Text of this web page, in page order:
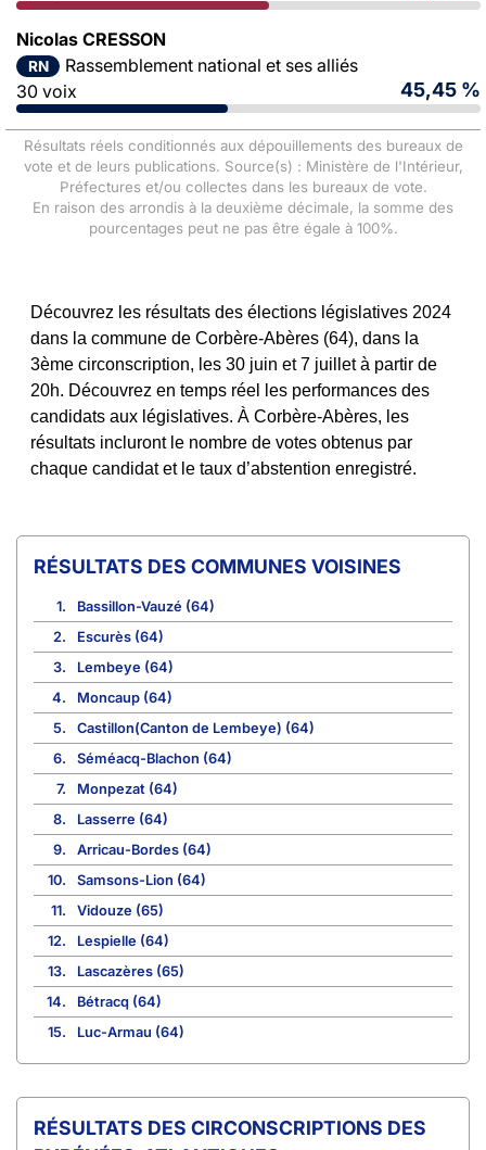
Nicolas CRESSON
RN
Rassemblement national et ses alliés
30 voix
45,45 %
Résultats réels conditionnés aux dépouillements des bureaux de
vote et de leurs publications. Source(s) : Ministère de l'Intérieur,
Préfectures et/ou collectes dans les bureaux de vote.
En raison des arrondis à la deuxième décimale, la somme des
pourcentages peut ne pas être égale à 100%.
Découvrez les résultats des élections législatives 2024
dans la commune de Corbère-Abères (64), dans la
3ème circonscription, les 30 juin et 7 juillet à partir de
20h. Découvrez en temps réel les performances des
candidats aux législatives. À Corbère-Abères, les
résultats incluront le nombre de votes obtenus par
chaque candidat et le taux d’abstention enregistré.
COMMUNES VOISINES
1.
Bassillon-Vauzé (64)
2.
Escurès (64)
3.
Lembeye (64)
4.
Moncaup (64)
5.
Castillon(Canton de Lembeye) (64)
6.
Séméacq-Blachon (64)
7.
Monpezat (64)
8.
Lasserre (64)
9.
Arricau-Bordes (64)
10.
Samsons-Lion (64)
11.
Vidouze (65)
12.
Lespielle (64)
13.
Lascazères (65)
14.
Bétracq (64)
15.
Luc-Armau (64)
CIRCONSCRIPTIONS DES